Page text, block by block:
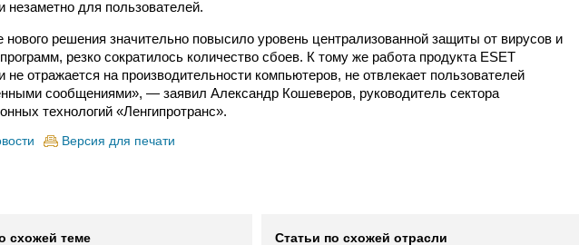
незаметно для пользователей.
нового решения значительно повысило уровень централизованной защиты от вирусов и
резко сократилось количество сбоев. К тому же работа продукта ESET
не отражается на производительности компьютеров, не отвлекает пользователей
сообщениями», — заявил Александр Кошеверов, руководитель сектора
технологий «Ленгипротранс».
Версия для печати
схожей теме Статьи по схожей отрасли